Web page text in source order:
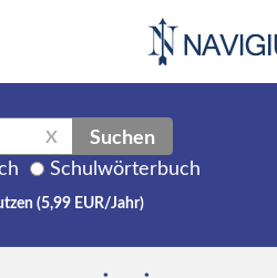
X Suchen
Schulwörterbuch
(5,99 EUR/Jahr)